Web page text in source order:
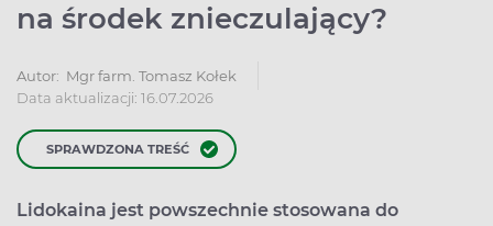
na środek znieczulający?
Autor: Mgr farm. Tomasz Kołek
Data aktualizacji: 16.07.2026
SPRAWDZONA TREŚĆ
Lidokaina jest powszechnie stosowana do